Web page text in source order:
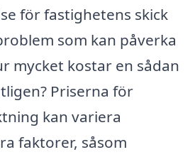
för fastighetens skick
som kan påverka
mycket kostar en sådan
Priserna för
kan variera
faktorer, såsom